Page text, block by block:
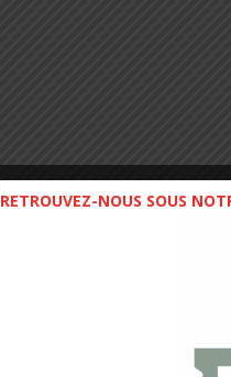
RETROUVEZ-NOUS SOUS